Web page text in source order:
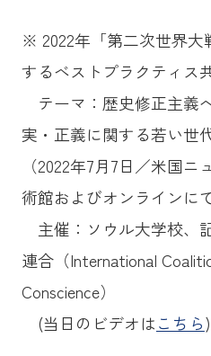
※ 2022年「第二次世界大
するベストプラクティス
テーマ：歴史修正主
実・正義に関する若い世
（2022年7月7日／米国
術館およびオンラインに
主催：ソウル大学校、
連合（International
Conscience）
(当日のビデオはこちら)